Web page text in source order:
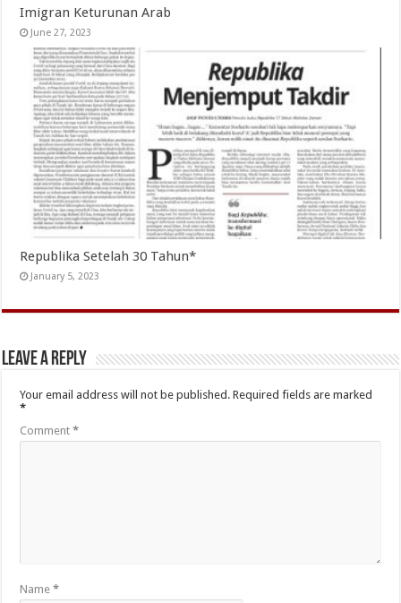
Imigran Keturunan Arab
June 27, 2023
Republika Setelah 30 Tahun*
January 5, 2023
Leave a Reply
Your email address will not be published. Required fields are marked
*
Comment*
Name*